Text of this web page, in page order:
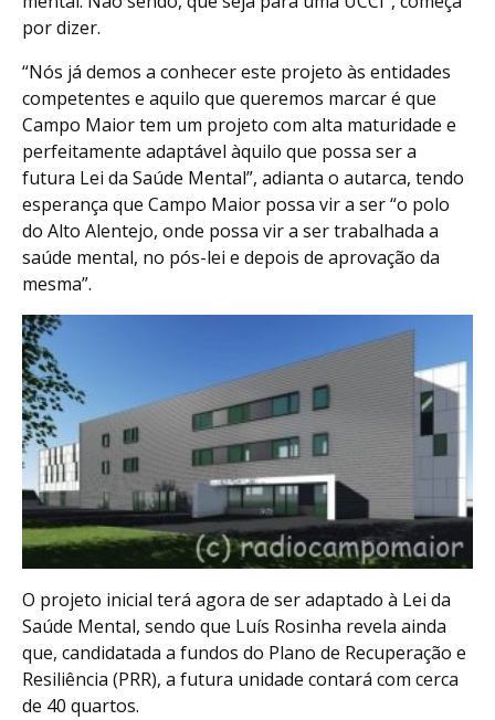
por dizer.
“Nós já demos a conhecer este projeto às entidades
competentes e aquilo que queremos marcar é que
Campo Maior tem um projeto com alta maturidade e
perfeitamente adaptável àquilo que possa ser a
futura Lei da Saúde Mental”, adianta o autarca, tendo
esperança que Campo Maior possa vir a ser “o polo
do Alto Alentejo, onde possa vir a ser trabalhada a
saúde mental, no pós-lei e depois de aprovação da
mesma”.
O projeto inicial terá agora de ser adaptado à Lei da
Saúde Mental, sendo que Luís Rosinha revela ainda
que, candidatada a fundos do Plano de Recuperação e
Resiliência (PRR), a futura unidade contará com cerca
de 40 quartos.